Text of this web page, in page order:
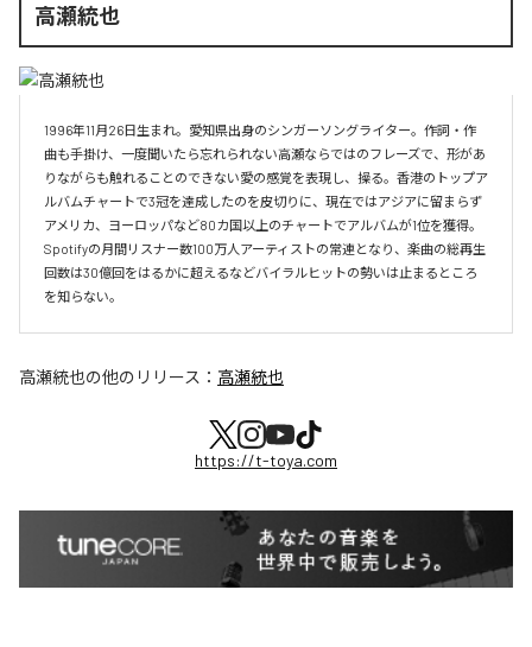
高瀬統也
1996年11月26日生まれ。愛知県出身のシンガーソングライター。作詞・作
曲も手掛け、一度聞いたら忘れられない高瀬ならではのフレーズで、形があ
りながらも触れることのできない愛の感覚を表現し、操る。香港のトップア
ルバムチャートで3冠を達成したのを皮切りに、現在ではアジアに留まらず
アメリカ、ヨーロッパなど80カ国以上のチャートでアルバムが1位を獲得。
Spotifyの月間リスナー数100万人アーティストの常連となり、楽曲の総再生
回数は30億回をはるかに超えるなどバイラルヒットの勢いは止まるところ
を知らない。
高瀬統也の他のリリース： 高瀬統也
https://t-toya.com